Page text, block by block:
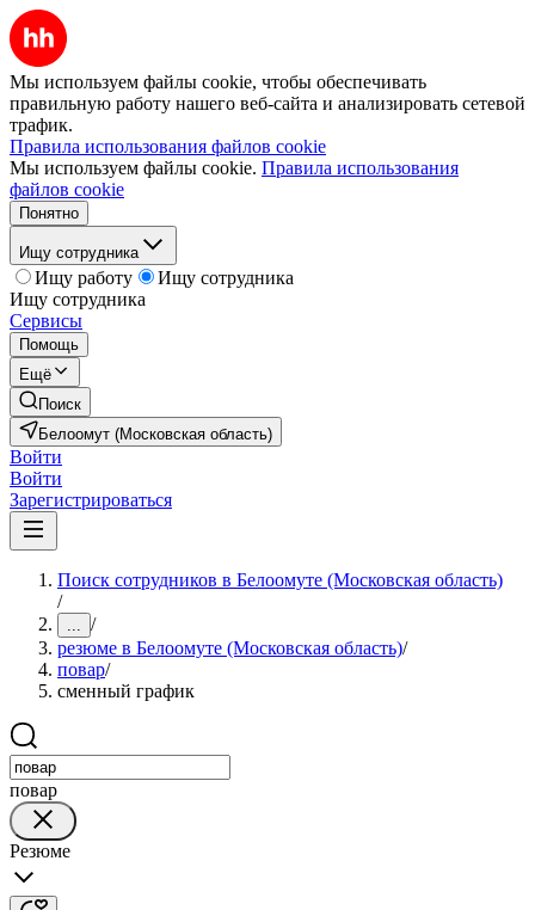
Мы используем файлы cookie, чтобы обеспечивать
правильную работу нашего веб-сайта и анализировать сетевой
трафик.
Правила использования файлов cookie
Мы используем файлы cookie. Правила использования
файлов cookie
Понятно
Ищу сотрудника
Ищу работу
Ищу сотрудника
Ищу сотрудника
Сервисы
Помощь
Ещё
Поиск
Белоомут (Московская область)
Войти
Войти
Зарегистрироваться
Поиск сотрудников в Белоомуте (Московская область)
/
... /
резюме в Белоомуте (Московская область)/
повар/
сменный график
повар
Резюме